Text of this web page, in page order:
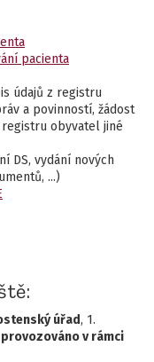
pacienta
údajů z registru
a povinností, žádost
obyvatel jiné
DS, vydání nových
...)
úřad, 1.
v rámci